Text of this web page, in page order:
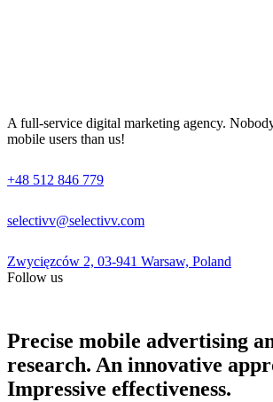
A full-service digital marketing agency.
mobile users than us!
+48 512 846 779
selectivv@selectivv.com
Zwycięzców 2, 03-941 Warsaw, Poland
Follow us
Precise mobile advertising
research. An innovative
Impressive effectiveness.